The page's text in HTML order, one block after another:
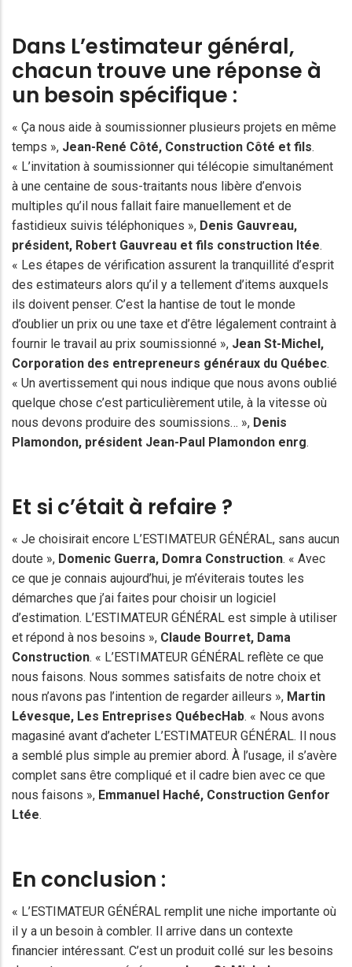
Dans L’estimateur général,
chacun trouve une réponse à
un besoin spécifique :
« Ça nous aide à soumissionner plusieurs projets en même
temps », Jean-René Côté, Construction Côté et fils.
« L’invitation à soumissionner qui télécopie simultanément
à une centaine de sous-traitants nous libère d’envois
multiples qu’il nous fallait faire manuellement et de
fastidieux suivis téléphoniques », Denis Gauvreau,
président, Robert Gauvreau et fils construction ltée.
« Les étapes de vérification assurent la tranquillité d’esprit
des estimateurs alors qu’il y a tellement d’items auxquels
ils doivent penser. C’est la hantise de tout le monde
d’oublier un prix ou une taxe et d’être légalement contraint à
fournir le travail au prix soumissionné », Jean St-Michel,
Corporation des entrepreneurs généraux du Québec.
« Un avertissement qui nous indique que nous avons oublié
quelque chose c’est particulièrement utile, à la vitesse où
nous devons produire des soumissions… », Denis
Plamondon, président Jean-Paul Plamondon enrg.
Et si c’était à refaire ?
« Je choisirait encore L’ESTIMATEUR GÉNÉRAL, sans aucun
doute », Domenic Guerra, Domra Construction. « Avec
ce que je connais aujourd’hui, je m’éviterais toutes les
démarches que j’ai faites pour choisir un logiciel
d’estimation. L’ESTIMATEUR GÉNÉRAL est simple à utiliser
et répond à nos besoins », Claude Bourret, Dama
Construction. « L’ESTIMATEUR GÉNÉRAL reflète ce que
nous faisons. Nous sommes satisfaits de notre choix et
nous n’avons pas l’intention de regarder ailleurs », Martin
Lévesque, Les Entreprises QuébecHab. « Nous avons
magasiné avant d’acheter L’ESTIMATEUR GÉNÉRAL. Il nous
a semblé plus simple au premier abord. À l’usage, il s’avère
complet sans être compliqué et il cadre bien avec ce que
nous faisons », Emmanuel Haché, Construction Genfor
Ltée.
En conclusion :
« L’ESTIMATEUR GÉNÉRAL remplit une niche importante où
il y a un besoin à combler. Il arrive dans un contexte
financier intéressant. C’est un produit collé sur les besoins